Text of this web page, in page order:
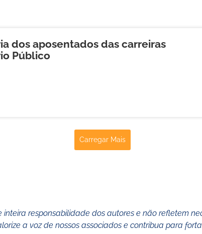
dos aposentados das carreiras
Público
Carregar Mais
inteira responsabilidade dos autores e não refletem
a voz de nossos associados e contribua para